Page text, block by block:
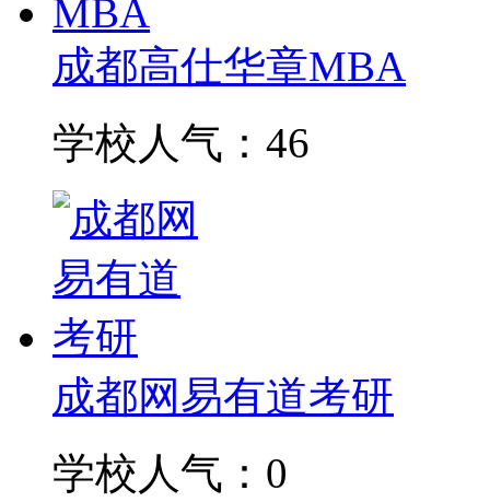
成都高仕华章MBA
学校人气：46
成都网易有道考研
学校人气：0